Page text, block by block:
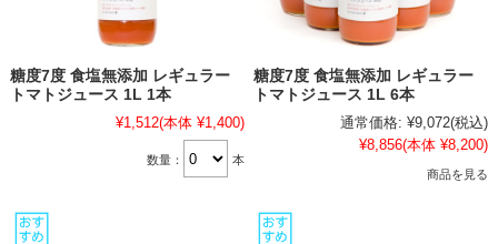
糖度7度 食塩無添加 レギュラー
トマトジュース 1L 1本
¥1,512(本体 ¥1,400)
数量： 本
糖度7度 食塩無添加 レギュラー
トマトジュース 1L 6本
通常価格: ¥9,072(税込)
¥8,856(本体 ¥8,200)
商品を見る